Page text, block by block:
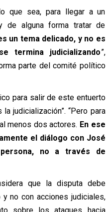
que sea, para llegar a un
de alguna forma tratar de
un tema delicado, y no es
termina judicializando”,
parte del comité político
para salir de este entuerto
judicialización”. “Pero para
menos dos actores. En ese
el diálogo con José
no a través de
que la disputa debe
no con acciones judiciales,